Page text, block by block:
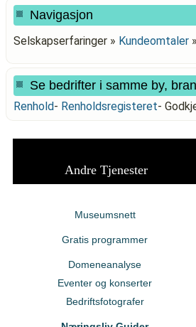
Navigasjon
Selskapserfaringer » Kundeomtaler »
Se bedrifter i samme by,
Renhold- Renholdsregisteret-
Andre Tjenester
Museumsnett
Gratis programmer
Domeneanalyse
Eventer og konserter
Bedriftsfotografer